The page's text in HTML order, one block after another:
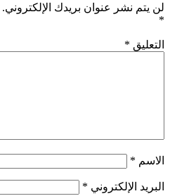
لن يتم نشر عنوان بريدك الإلكتروني.
*
التعليق *
الاسم *
البريد الإلكتروني *